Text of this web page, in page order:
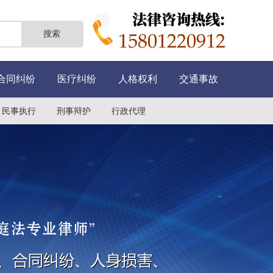
同纠纷 医疗纠纷 人格权利 交通事故
民事执行 刑事辩护 行政代理